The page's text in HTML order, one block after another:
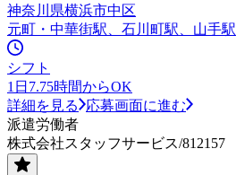
神奈川県横浜市中区
元町・中華街駅、石川町駅、山手駅
シフト
1日7.75時間からOK
詳細を見る
応募画面に進む
派遣労働者
株式会社スタッフサービス/812157